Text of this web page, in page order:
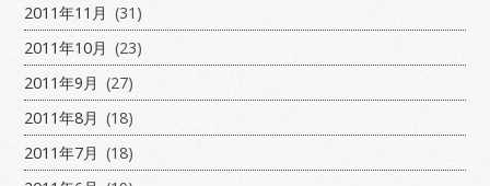
2011年11月 (31)
2011年10月 (23)
2011年9月 (27)
2011年8月 (18)
2011年7月 (18)